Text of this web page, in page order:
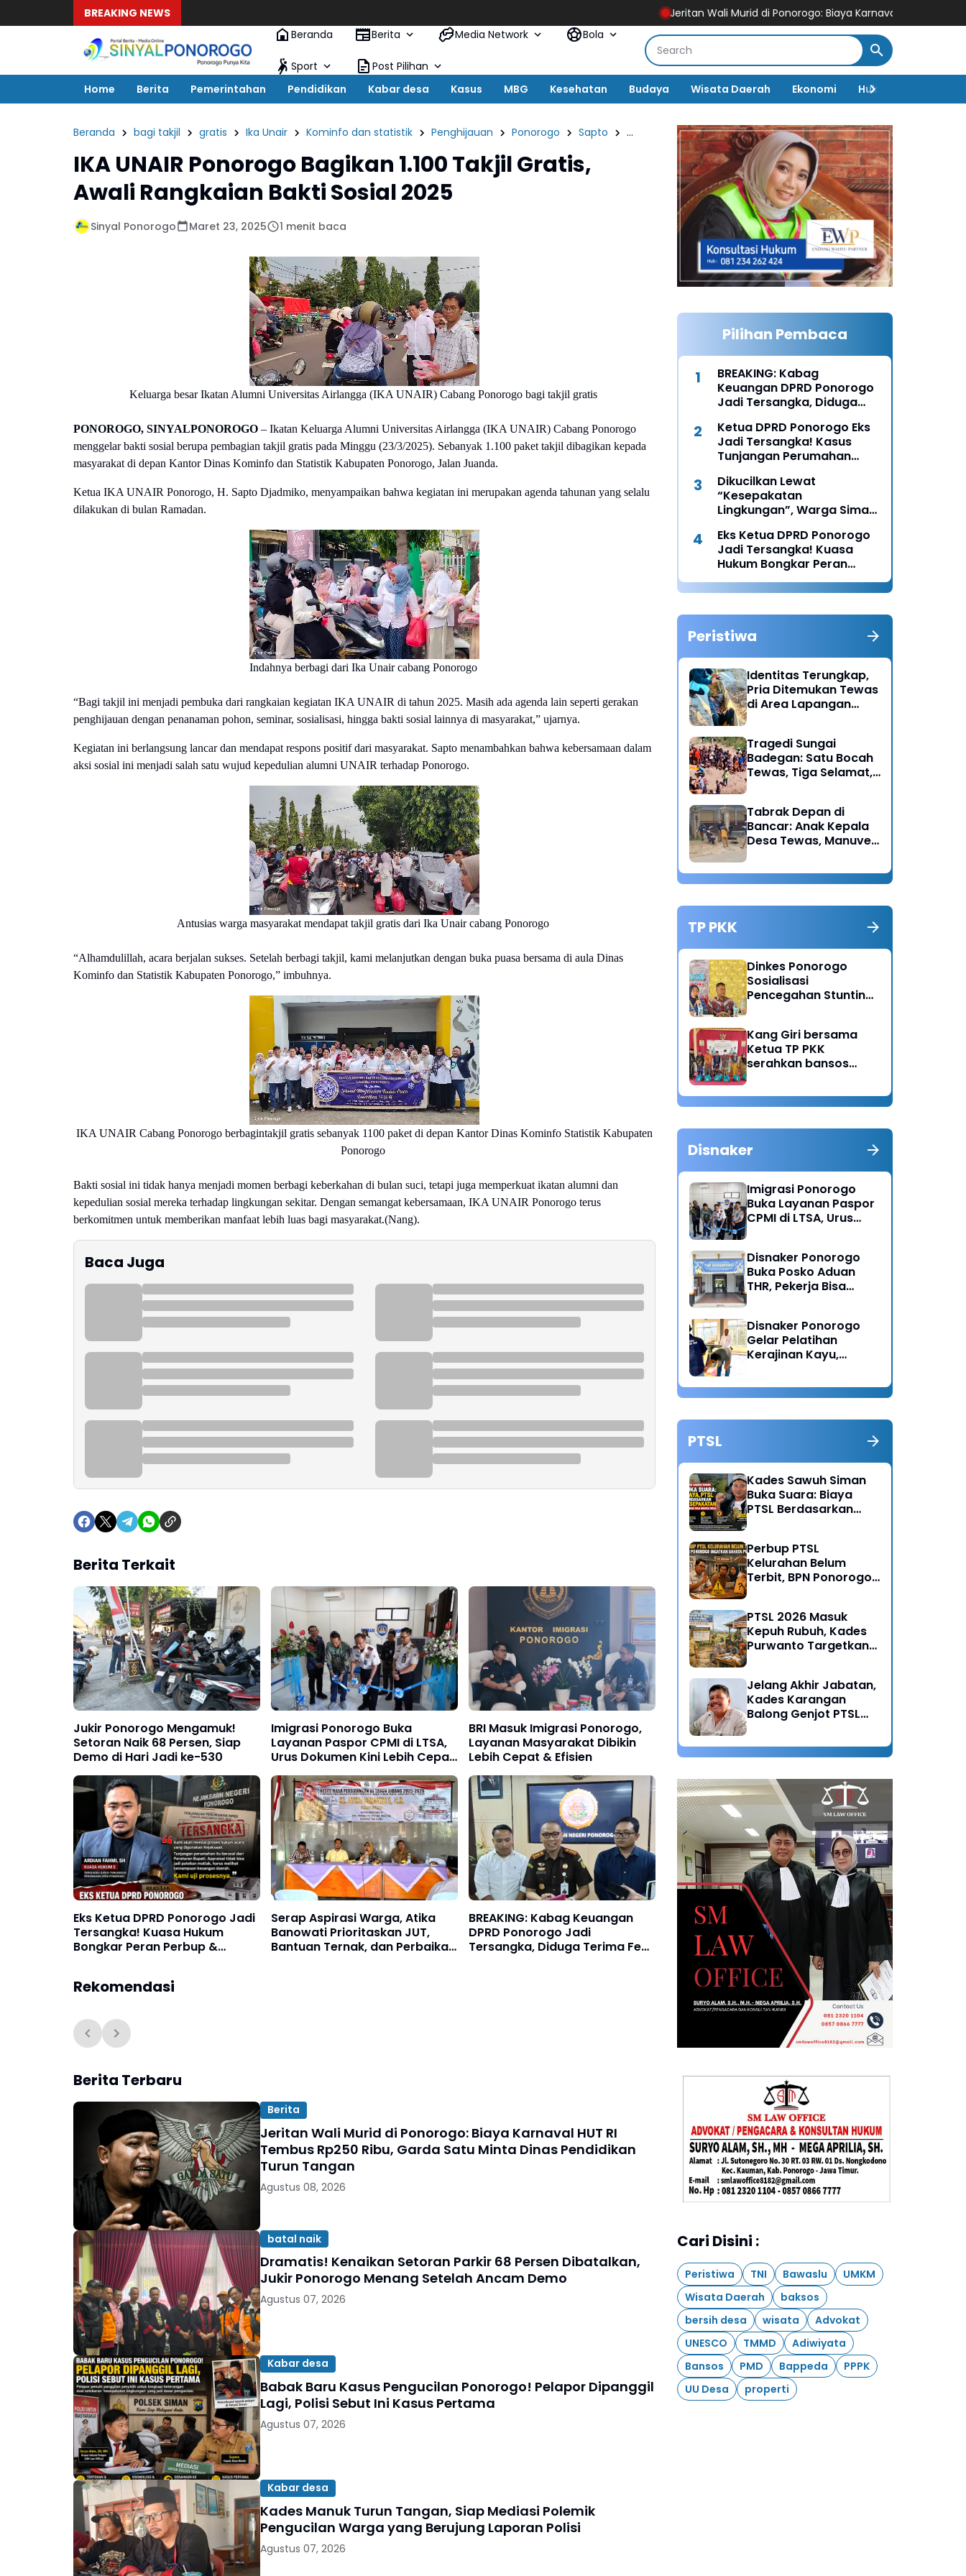
BREAKING NEWS
Jeritan Wali Murid di Ponorogo: Biaya Karnaval HUT RI Tembus Rp250
Beranda
Berita Media Network Bola
Sport
Post Pilihan
Home
Berita Pemerintahan Pendidikan Kabar desa Kasus MBG Kesehatan Budaya Wisata Daerah Ekonomi Hukum & Kriminal
Beranda bagi takjil gratis Ika Unair Kominfo dan statistik Penghijauan Ponorogo Sapto seminar Sosial
IKA UNAIR Ponorogo Bagikan 1.100 Takjil Gratis,
Awali Rangkaian Bakti Sosial 2025
Sinyal Ponorogo Maret 23, 2025 1 menit baca
Keluarga besar Ikatan Alumni Universitas Airlangga (IKA UNAIR) Cabang Ponorogo bagi takjil gratis
PONOROGO, SINYALPONOROGO – Ikatan Keluarga Alumni Universitas Airlangga (IKA UNAIR) Cabang Ponorogo
menggelar bakti sosial berupa pembagian takjil gratis pada Minggu (23/3/2025). Sebanyak 1.100 paket takjil dibagikan kepada
masyarakat di depan Kantor Dinas Kominfo dan Statistik Kabupaten Ponorogo, Jalan Juanda.
Ketua IKA UNAIR Ponorogo, H. Sapto Djadmiko, menyampaikan bahwa kegiatan ini merupakan agenda tahunan yang selalu
dilakukan di bulan Ramadan.
Indahnya berbagi dari Ika Unair cabang Ponorogo
“Bagi takjil ini menjadi pembuka dari rangkaian kegiatan IKA UNAIR di tahun 2025. Masih ada agenda lain seperti gerakan
penghijauan dengan penanaman pohon, seminar, sosialisasi, hingga bakti sosial lainnya di masyarakat,” ujarnya.
Kegiatan ini berlangsung lancar dan mendapat respons positif dari masyarakat. Sapto menambahkan bahwa kebersamaan dalam
aksi sosial ini menjadi salah satu wujud kepedulian alumni UNAIR terhadap Ponorogo.
Antusias warga masyarakat mendapat takjil gratis dari Ika Unair cabang Ponorogo
“Alhamdulillah, acara berjalan sukses. Setelah berbagi takjil, kami melanjutkan dengan buka puasa bersama di aula Dinas
Kominfo dan Statistik Kabupaten Ponorogo,” imbuhnya.
IKA UNAIR Cabang Ponorogo berbagintakjil gratis sebanyak 1100 paket di depan Kantor Dinas Kominfo Statistik Kabupaten
Ponorogo
Bakti sosial ini tidak hanya menjadi momen berbagi keberkahan di bulan suci, tetapi juga memperkuat ikatan alumni dan
kepedulian sosial mereka terhadap lingkungan sekitar. Dengan semangat kebersamaan, IKA UNAIR Ponorogo terus
berkomitmen untuk memberikan manfaat lebih luas bagi masyarakat.(Nang).
Baca Juga
Berita Terkait
Jukir Ponorogo Mengamuk!
Setoran Naik 68 Persen, Siap
Demo di Hari Jadi ke-530
Imigrasi Ponorogo Buka
Layanan Paspor CPMI di LTSA,
Urus Dokumen Kini Lebih Cepat
dan Terpadu
BRI Masuk Imigrasi Ponorogo,
Layanan Masyarakat Dibikin
Lebih Cepat & Efisien
Eks Ketua DPRD Ponorogo Jadi
Tersangka! Kuasa Hukum
Bongkar Peran Perbup &
Serap Aspirasi Warga, Atika
Banowati Prioritaskan JUT,
Bantuan Ternak, dan Perbaikan
BREAKING: Kabag Keuangan
DPRD Ponorogo Jadi
Tersangka, Diduga Terima Fee
Rekomendasi
Berita Terbaru
Berita
Jeritan Wali Murid di Ponorogo: Biaya Karnaval HUT RI
Tembus Rp250 Ribu, Garda Satu Minta Dinas Pendidikan
Turun Tangan
Agustus 08, 2026
batal naik
Dramatis! Kenaikan Setoran Parkir 68 Persen Dibatalkan,
Jukir Ponorogo Menang Setelah Ancam Demo
Agustus 07, 2026
Kabar desa
Babak Baru Kasus Pengucilan Ponorogo! Pelapor Dipanggil
Lagi, Polisi Sebut Ini Kasus Pertama
Agustus 07, 2026
Kabar desa
Kades Manuk Turun Tangan, Siap Mediasi Polemik
Pengucilan Warga yang Berujung Laporan Polisi
Agustus 07, 2026
Pilihan Pembaca
BREAKING: Kabag
Keuangan DPRD Ponorogo
Jadi Tersangka, Diduga
Ketua DPRD Ponorogo Eks
Jadi Tersangka! Kasus
Tunjangan Perumahan
Dikucilkan Lewat
“Kesepakatan
Lingkungan”, Warga Siman
Upaya Pembunuhan
Karakter
Eks Ketua DPRD Ponorogo
Jadi Tersangka! Kuasa
Hukum Bongkar Peran
Perbup & Appraisal: “Kami
Uji Prosesnya”
Peristiwa
Identitas Terungkap,
Pria Ditemukan Tewas
di Area Lapangan
Hipertensi
Tragedi Sungai
Badegan: Satu Bocah
Tewas, Tiga Selamat,
Tabrak Depan di
Bancar: Anak Kepala
Desa Tewas, Manuver
Diduga Jadi Pemicu
TP PKK
Dinkes Ponorogo
Sosialisasi
Pencegahan Stunting,
Emas
Kang Giri bersama
Ketua TP PKK
serahkan bansos
Sukorejo Ponorogo
Disnaker
Imigrasi Ponorogo
Buka Layanan Paspor
CPMI di LTSA, Urus
Disnaker Ponorogo
Buka Posko Aduan
THR, Pekerja Bisa
Disnaker Ponorogo
Gelar Pelatihan
Kerajinan Kayu,
Wirausaha Baru
PTSL
Kades Sawuh Siman
Buka Suara: Biaya
PTSL Berdasarkan
Perbup PTSL
Kelurahan Belum
Terbit, BPN Ponorogo
PTSL 2026 Masuk
Kepuh Rubuh, Kades
Purwanto Targetkan
Jelang Akhir Jabatan,
Kades Karangan
Balong Genjot PTSL
Administrasi untuk
Generasi Mendatang
Cari Disini :
Peristiwa TNI Bawaslu
UMKM
Wisata Daerah
baksos
bersih desa
wisata
Advokat
UNESCO
TMMD
Adiwiyata
Bansos
PMD Bappeda
PPPK
UU Desa
properti